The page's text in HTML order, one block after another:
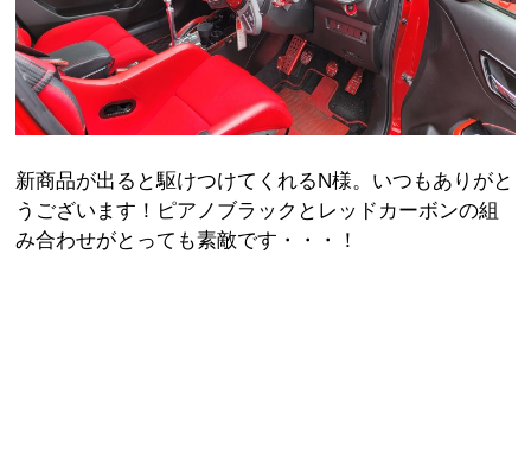
新商品が出ると駆けつけてくれるN様。いつもありがと
うございます！ピアノブラックとレッドカーボンの組
み合わせがとっても素敵です・・・！